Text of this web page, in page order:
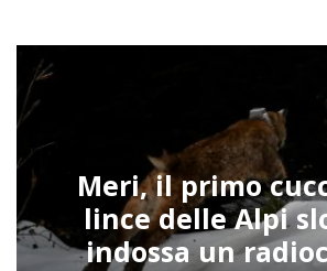
Meri, il primo
lince delle Alpi
indossa un